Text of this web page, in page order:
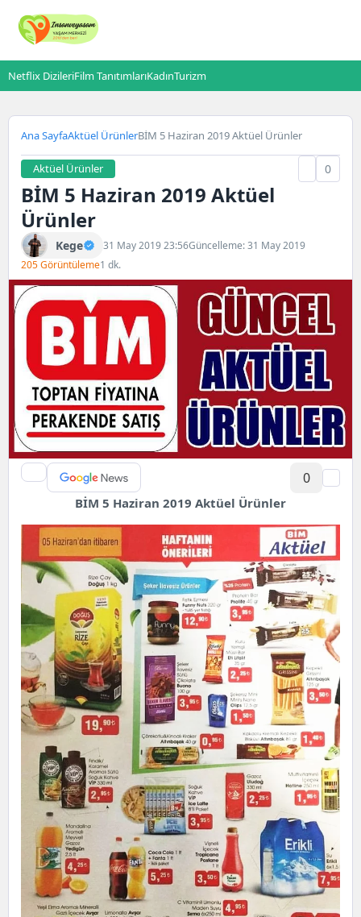
Netflix DizileriFilm TanıtımlarıKadınTurizm
Ana SayfaAktüel ÜrünlerBİM 5 Haziran 2019 Aktüel Ürünler
Aktüel Ürünler 0
BİM 5 Haziran 2019 Aktüel
Ürünler
Kege 31 May 2019 23:56Güncelleme: 31 May 2019
205 Görüntüleme1 dk.
0
BİM 5 Haziran 2019 Aktüel Ürünler